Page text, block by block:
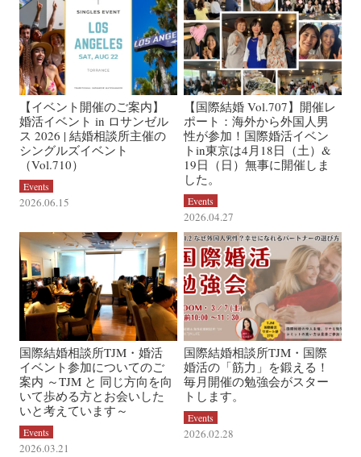
【イベント開催のご案内】
婚活イベント in ロサンゼル
ス 2026 | 結婚相談所主催の
シングルズイベント
（Vol.710）
Events
2026.06.15
【国際結婚 Vol.707】開催レ
ポート：海外から外国人男
性が参加！国際婚活イベン
トin東京は4月18日（土）&
19日（日）無事に開催しま
した。
Events
2026.04.27
国際結婚相談所TJM・婚活
イベント参加についてのご
案内 ～TJM と 同じ方向を向
いて歩める方とお会いした
いと考えています～
Events
2026.03.21
国際結婚相談所TJM・国際
婚活の「筋力」を鍛える！
毎月開催の勉強会がスター
トします。
Events
2026.02.28